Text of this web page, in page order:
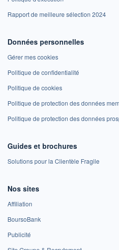
Rapport de meilleure sélection 2024
Données personnelles
Gérer mes cookies
Politique de confidentialité
Politique de cookies
Politique de protection des données
Politique de protection des données
Guides et brochures
Solutions pour la Clientèle Fragile
Nos sites
Affiliation
BoursoBank
Publicité